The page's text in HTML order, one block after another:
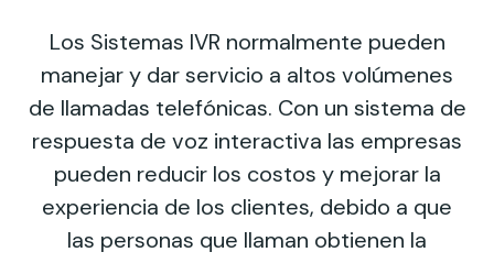
Los Sistemas IVR normalmente pueden
manejar y dar servicio a altos volúmenes
de llamadas telefónicas. Con un sistema de
respuesta de voz interactiva las empresas
pueden reducir los costos y mejorar la
experiencia de los clientes, debido a que
las personas que llaman obtienen la